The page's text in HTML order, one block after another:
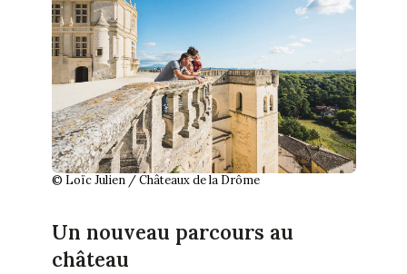
© Loïc Julien / Châteaux de la Drôme
Un nouveau parcours au
château